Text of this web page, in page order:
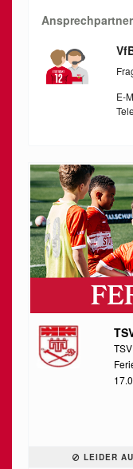
Ansprechpartner
E-
LEIDER